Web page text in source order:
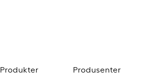
Produkter Produsenter